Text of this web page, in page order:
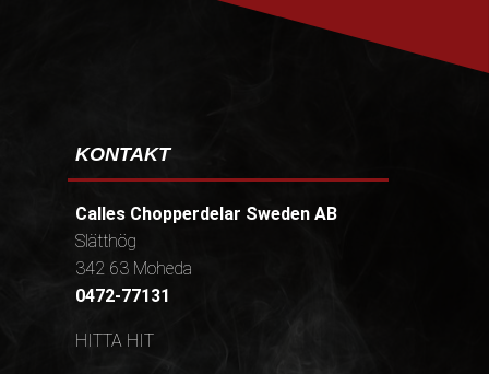
KONTAKT
Calles Chopperdelar Sweden AB
Slätthög
342 63 Moheda
0472-77131
HITTA HIT